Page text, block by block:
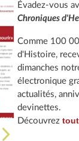
Évadez-vous
Chroniques
Comme 100
d'Histoire,
dimanches
électronique
actualités,
devinettes.
Découvrez